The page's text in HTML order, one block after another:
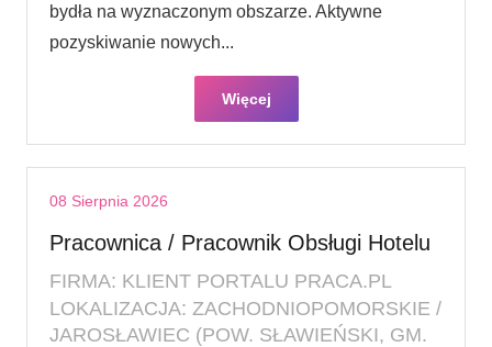
bydła na wyznaczonym obszarze. Aktywne
pozyskiwanie nowych...
Więcej
08 Sierpnia 2026
Pracownica / Pracownik Obsługi Hotelu
FIRMA: KLIENT PORTALU PRACA.PL
LOKALIZACJA: ZACHODNIOPOMORSKIE /
JAROSŁAWIEC (POW. SŁAWIEŃSKI, GM.